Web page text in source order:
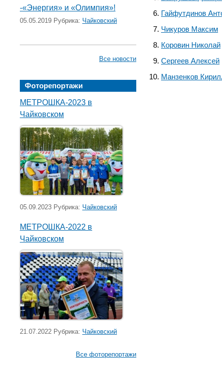
-«Энергия» и «Олимпия»!
05.05.2019 Рубрика: Чайковский
Все новости
Фоторепортажи
МЕТРОШКА-2023 в
Чайковском
05.09.2023 Рубрика: Чайковский
МЕТРОШКА-2022 в
Чайковском
21.07.2022 Рубрика: Чайковский
Все фоторепортажи
Гайфутдинов
Чикуров Максим
Коровин Николай
Сергеев Алексей
Манзенков